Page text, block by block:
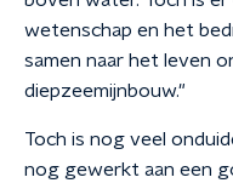
wetenschap en het
samen naar het leven
diepzeemijnbouw."
Toch is nog veel
nog gewerkt aan een